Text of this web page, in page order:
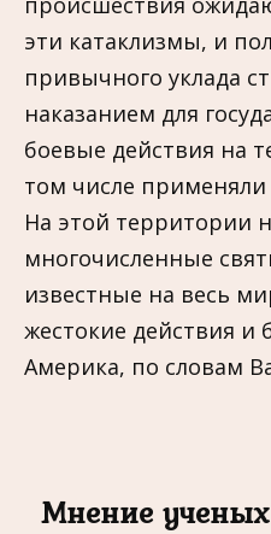
эти катаклизмы, и
привычного уклада
наказанием для
боевые действия на
том числе
На этой территории
многочисленные
известные на весь
жестокие действия и
Америка, по словам
Мнение ученых